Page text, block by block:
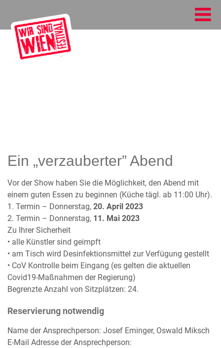
Ein „verzauberter” Abend
Vor der Show haben Sie die Möglichkeit, den Abend mit
einem guten Essen zu beginnen (Küche tägl. ab 11:00 Uhr).
1. Termin – Donnerstag, 20. April 2023
2. Termin – Donnerstag, 11. Mai 2023
Zu Ihrer Sicherheit
• alle Künstler sind geimpft
• am Tisch wird Desinfektionsmittel zur Verfügung gestellt
• CoV Kontrolle beim Eingang (es gelten die aktuellen
Covid19-Maßnahmen der Regierung)
Begrenzte Anzahl von Sitzplätzen: 24.
Reservierung notwendig
Name der Ansprechperson: Josef Eminger, Oswald Miksch
E-Mail Adresse der Ansprechperson: